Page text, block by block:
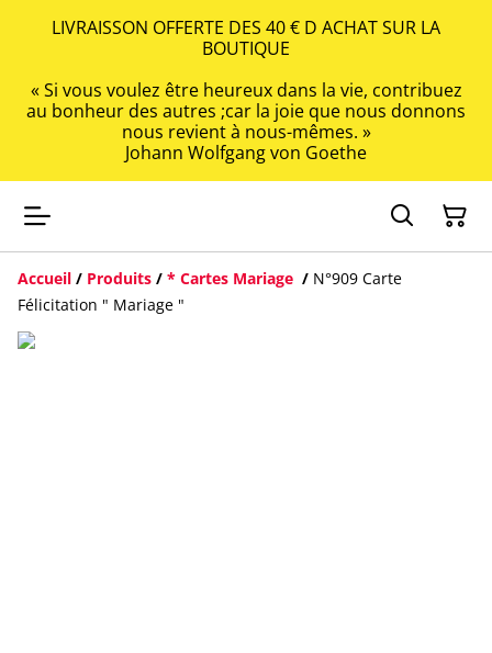
LIVRAISSON OFFERTE DES 40 € D ACHAT SUR LA
BOUTIQUE
« Si vous voulez être heureux dans la vie, contribuez
au bonheur des autres ;car la joie que nous donnons
nous revient à nous-mêmes. »
Johann Wolfgang von Goethe
Accueil / Produits / * Cartes Mariage / N°909 Carte
Félicitation " Mariage "